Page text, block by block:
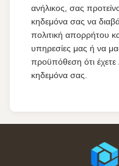
ανήλικος, σας
κηδεμόνα σας να
πολιτική απορρήτου
υπηρεσίες μας ή να
προϋπόθεση ότι
κηδεμόνα σας.